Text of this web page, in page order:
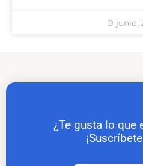
9 junio,
¿Te gusta lo que